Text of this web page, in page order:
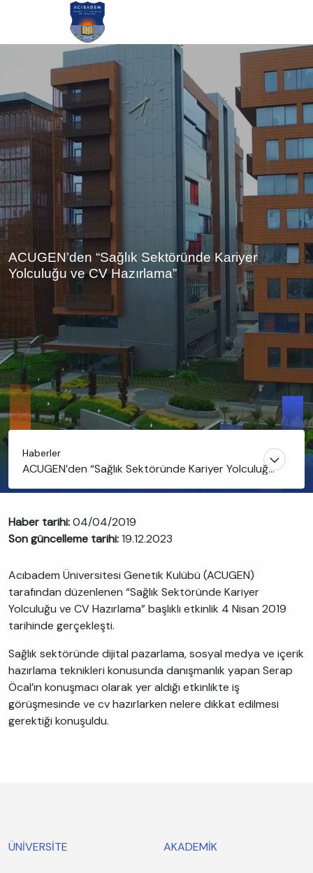
atla
ACUGEN’den “Sağlık Sektöründe Kariyer
Yolculuğu ve CV Hazırlama”
Haberler
ACUGEN’den “Sağlık Sektöründe Kariyer Yolculuğu
Haber tarihi:04/04/2019
Son güncelleme tarihi:19.12.2023
Acıbadem Üniversitesi Genetik Kulübü (ACUGEN)
tarafından düzenlenen “Sağlık Sektöründe Kariyer
Yolculuğu ve CV Hazırlama” başlıklı etkinlik 4 Nisan 2019
tarihinde gerçekleşti.
Sağlık sektöründe dijital pazarlama, sosyal medya ve içerik
hazırlama teknikleri konusunda danışmanlık yapan Serap
Öcal’ın konuşmacı olarak yer aldığı etkinlikte iş
görüşmesinde ve cv hazırlarken nelere dikkat edilmesi
gerektiği konuşuldu.
ÜNİVERSİTE AKADEMİK